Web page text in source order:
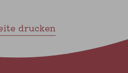
drucken